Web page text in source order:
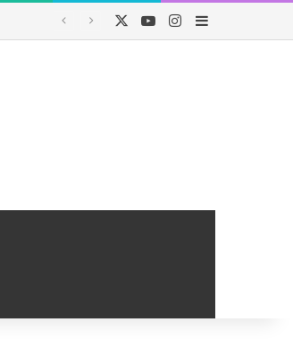
YouTubeInstagram